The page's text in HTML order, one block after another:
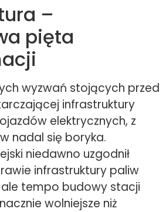
–
pięta
wyzwań stojących przed
infrastruktury
elektrycznych, z
nadal się boryka.
niedawno uzgodnił
infrastruktury paliw
tempo budowy stacji
wolniejsze niż